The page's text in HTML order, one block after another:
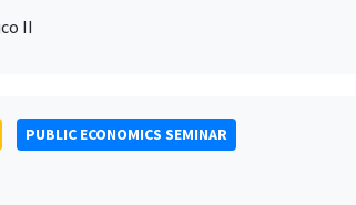
II
PUBLIC ECONOMICS SEMINAR